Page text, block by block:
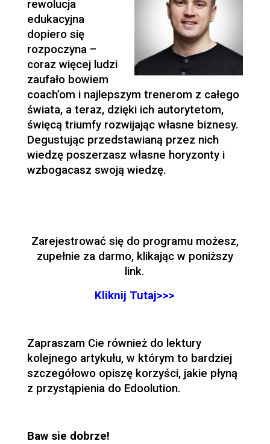
rewolucja
edukacyjna
dopiero się
rozpoczyna –
coraz więcej ludzi
zaufało bowiem
coach’om i najlepszym trenerom z całego
świata, a teraz, dzięki ich autorytetom,
święcą triumfy rozwijając własne biznesy.
Degustując przedstawianą przez nich
wiedzę poszerzasz własne horyzonty i
wzbogacasz swoją wiedzę.
Zarejestrować się do programu możesz,
zupełnie za darmo, klikając w poniższy
link.
Kliknij Tutaj>>>
Zapraszam Cie również do lektury
kolejnego artykułu, w którym to bardziej
szczegółowo opiszę korzyści, jakie płyną
z przystąpienia do Edoolution.
Baw sie dobrze!